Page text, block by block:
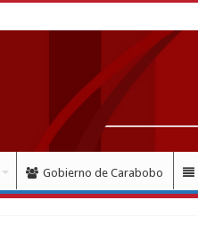
Gobierno de Carabobo